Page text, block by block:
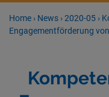
Home › News ›2020-05 ›
Engagementförderung